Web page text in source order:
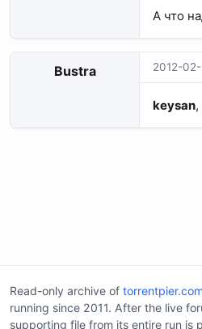
А что
Bustra 2012-
keysan
Read-only archive of
running since 2011. After the live
supporting file from its entire run is